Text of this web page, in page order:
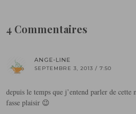
4 Commentaires
ANGE-LINE
SEPTEMBRE 3, 2013 / 7:50
depuis le temps que j’entend parler de
fasse plaisir 😉